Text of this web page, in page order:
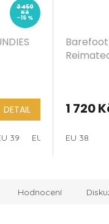
3 450
Kč
–16 %
DETAIL
39 EU 40 EU 41
1 720
EU 38
Hodnocení